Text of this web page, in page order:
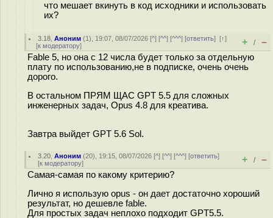
что мешает вкинуть в код исходники и использовать
их?
3.18 ,Аноним (1), 19:07, 08/07/2026 [^] [^^] [^^^] [ответить][↑]
[к модератору] + / –
Fable 5, но она с 12 числа будет только за отдельную
плату по использованию,не в подписке, очень очень
дорого.
В остальном ПРЯМ ЩАС GPT 5.5 для сложных
инженерных задач, Opus 4.8 для креатива.
Завтра выйдет GPT 5.6 Sol.
3.20 ,Аноним (20), 19:15, 08/07/2026 [^] [^^] [^^^] [ответить]
[к модератору] + / –
Самая-самая по какому критерию?
Лично я использую opus - он дает достаточно хороший
результат, но дешевле fable.
Для простых задач неплохо подходит GPT5.5.